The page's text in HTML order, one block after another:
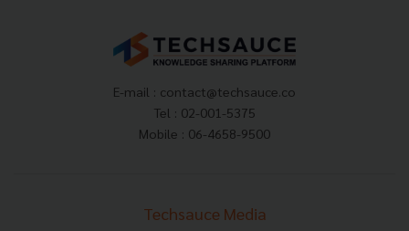
E-mail : contact@techsauce.co
Tel : 02-001-5375
Mobile : 06-4658-9500
Techsauce Media